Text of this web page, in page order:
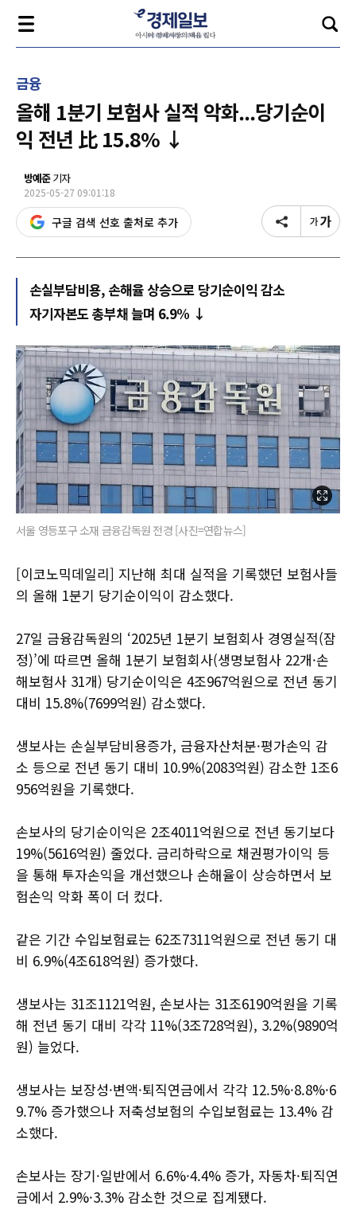
금융
올해 1분기 보험사 실적 악화...당기순이
익 전년 比 15.8% ↓
방예준기자
2025-05-27 09:01:18
구글 검색 선호 출처로 추가
손실부담비용, 손해율 상승으로 당기순이익 감소
자기자본도 총부채 늘며 6.9% ↓
서울 영등포구 소재 금융감독원 전경 [사진=연합뉴스]
[이코노믹데일리] 지난해 최대 실적을 기록했던 보험사들
의 올해 1분기 당기순이익이 감소했다.
27일 금융감독원의 ‘2025년 1분기 보험회사 경영실적(잠
정)’에 따르면 올해 1분기 보험회사(생명보험사 22개·손
해보험사 31개) 당기순이익은 4조967억원으로 전년 동기
대비 15.8%(7699억원) 감소했다.
생보사는 손실부담비용증가, 금융자산처분·평가손익 감
소 등으로 전년 동기 대비 10.9%(2083억원) 감소한 1조6
956억원을 기록했다.
손보사의 당기순이익은 2조4011억원으로 전년 동기보다
19%(5616억원) 줄었다. 금리하락으로 채권평가이익 등
을 통해 투자손익을 개선했으나 손해율이 상승하면서 보
험손익 악화 폭이 더 컸다.
같은 기간 수입보험료는 62조7311억원으로 전년 동기 대
비 6.9%(4조618억원) 증가했다.
생보사는 31조1121억원, 손보사는 31조6190억원을 기록
해 전년 동기 대비 각각 11%(3조728억원), 3.2%(9890억
원) 늘었다.
생보사는 보장성·변액·퇴직연금에서 각각 12.5%·8.8%·6
9.7% 증가했으나 저축성보험의 수입보험료는 13.4% 감
소했다.
손보사는 장기·일반에서 6.6%·4.4% 증가, 자동차·퇴직연
금에서 2.9%·3.3% 감소한 것으로 집계됐다.